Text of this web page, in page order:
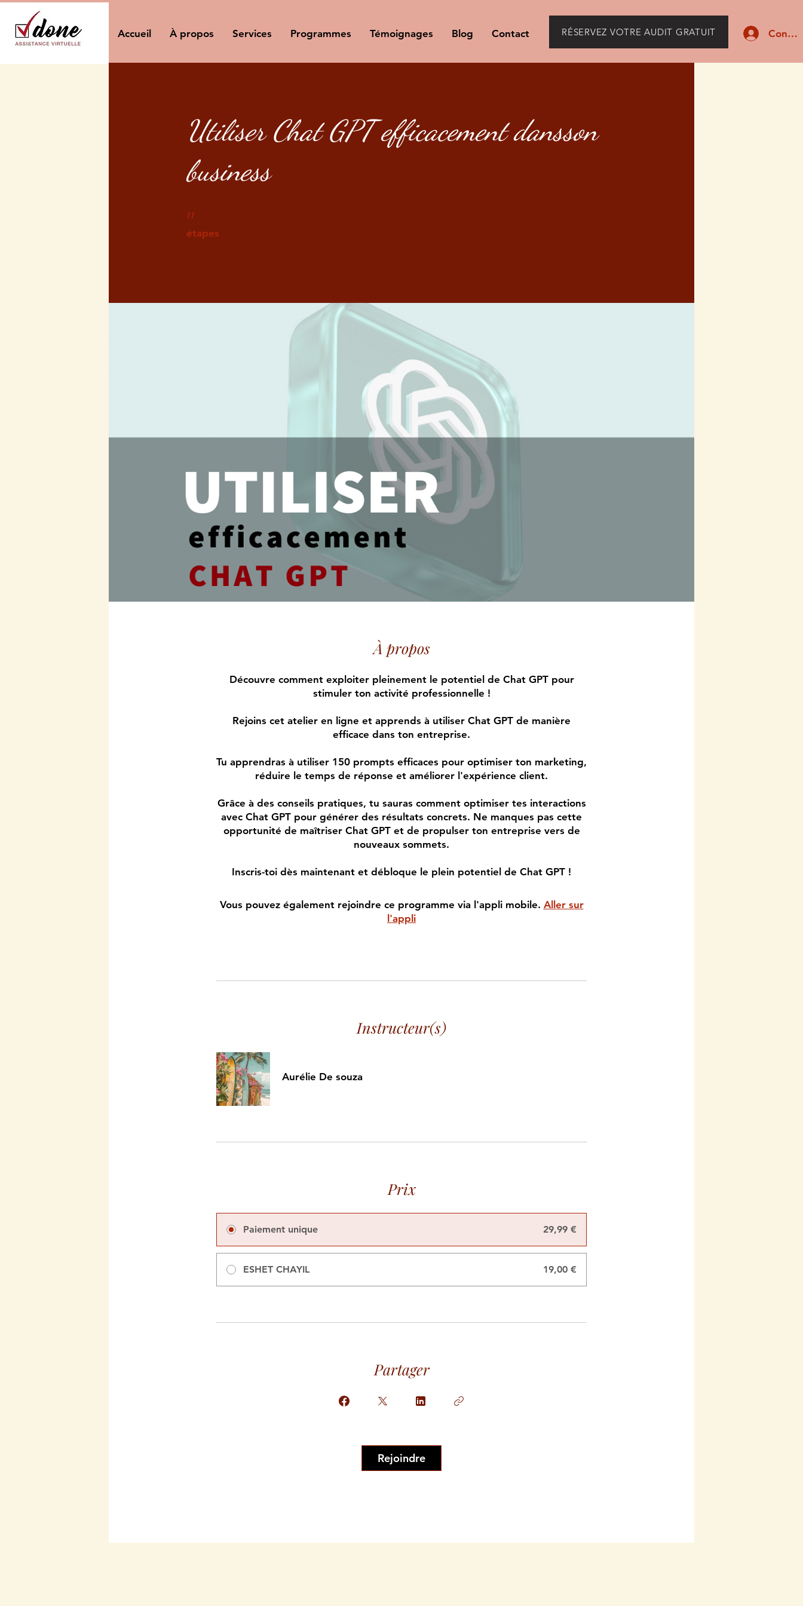
Accueil À propos Services Programmes Témoignages Blog Contact RÉSERVEZ VOTRE AUDIT GRATUIT
Utiliser Chat GPT efficacement dansson
business
11
étapes
À propos
Découvre comment exploiter pleinement le potentiel de Chat GPT pour
stimuler ton activité professionnelle !
Rejoins cet atelier en ligne et apprends à utiliser Chat GPT de manière
efficace dans ton entreprise.
Tu apprendras à utiliser 150 prompts efficaces pour optimiser ton marketing,
réduire le temps de réponse et améliorer l'expérience client.
Grâce à des conseils pratiques, tu sauras comment optimiser tes interactions
avec Chat GPT pour générer des résultats concrets. Ne manques pas cette
opportunité de maîtriser Chat GPT et de propulser ton entreprise vers de
nouveaux sommets.
Inscris-toi dès maintenant et débloque le plein potentiel de Chat GPT !
Vous pouvez également rejoindre ce programme via l'appli mobile. Aller sur
l'appli
Instructeur(s)
Aurélie De souza
Prix
Paiement unique 29,99 €
ESHET CHAYIL 19,00 €
Partager
Rejoindre